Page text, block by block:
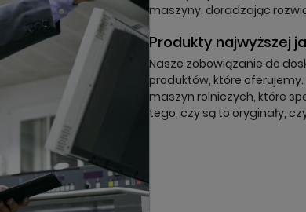
maszyny, doradzając
Produkty najwyższej
Nasze zobowiązanie do
produktów, które
maszyn rolniczych, które
tego, czy są to oryginały,